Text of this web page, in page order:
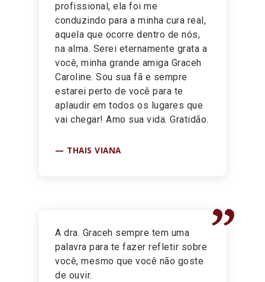
profissional, ela foi me
conduzindo para a minha cura real,
aquela que ocorre dentro de nós,
na alma. Serei eternamente grata a
você, minha grande amiga Graceh
Caroline. Sou sua fã e sempre
estarei perto de você para te
aplaudir em todos os lugares que
vai chegar! Amo sua vida. Gratidão.
THAIS VIANA
”
A dra. Graceh sempre tem uma
palavra para te fazer refletir sobre
você, mesmo que você não goste
de ouvir.